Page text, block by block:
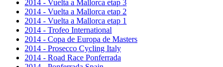
2014 - Vuelta a Mallorca etap 3
2014 - Vuelta a Mallorca etap 2
2014 - Vuelta a Mallorca etap 1
2014 - Trofeo International
2014 - Copa de Europa de Masters
2014 - Prosecco Cycling Italy
2014 - Road Race Ponferrada